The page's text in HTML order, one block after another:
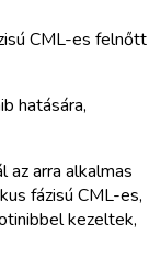
CML-es felnőtt
hatására,
az arra alkalmas
fázisú CML-es,
kezeltek,